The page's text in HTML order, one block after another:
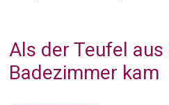
Als der Teufel aus
Badezimmer kam